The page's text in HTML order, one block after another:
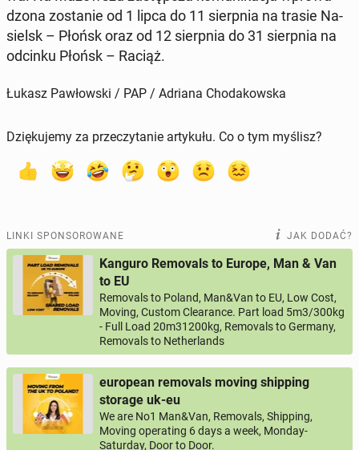
dzo­na zo­sta­nie od 1 lipca do 11 sierp­nia na trasie Na­
sielsk – Płońsk oraz od 12 sierp­nia do 31 sierp­nia na
odcinku Płońsk – Raciąż.
Łukasz Pawłowski / PAP / Adriana Chodakowska
Dziękujemy za przeczytanie artykułu. Co o tym myślisz?
LINKI SPONSOROWANE JAK DODAĆ?
Kanguro Removals to Europe, Man & Van
to EU
Removals to Poland, Man&Van to EU, Low Cost,
Moving, Custom Clearance. Part load 5m3/300kg
- Full Load 20m31200kg, Removals to Germany,
Removals to Netherlands
european removals moving shipping
storage uk-eu
We are No1 Man&Van, Removals, Shipping,
Moving operating 6 days a week, Monday-
Saturday, Door to Door.